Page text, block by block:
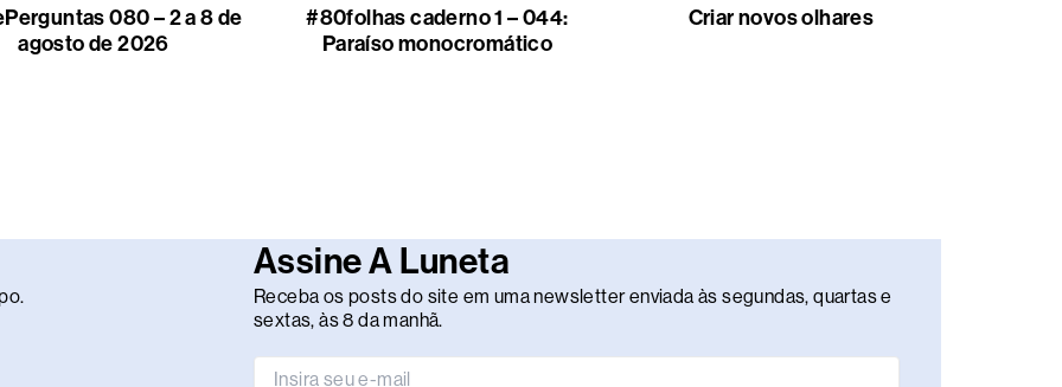
080 – 2 a 8 de
agosto de 2026
#80folhas caderno 1 – 044:
Paraíso monocromático
Criar novos olhares
Assine A Luneta
Receba os posts do site em uma newsletter enviada às segundas, quartas e
sextas, às 8 da manhã.